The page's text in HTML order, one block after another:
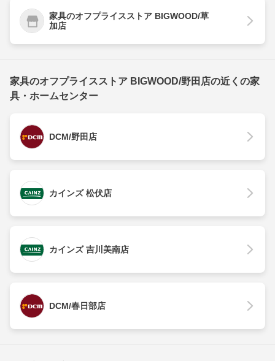
家具のオフプライスストア BIGWOOD/草
加店
家具のオフプライスストア BIGWOOD/野田店の近くの家
具・ホームセンター
DCM/野田店
カインズ 松伏店
カインズ 吉川美南店
DCM/春日部店